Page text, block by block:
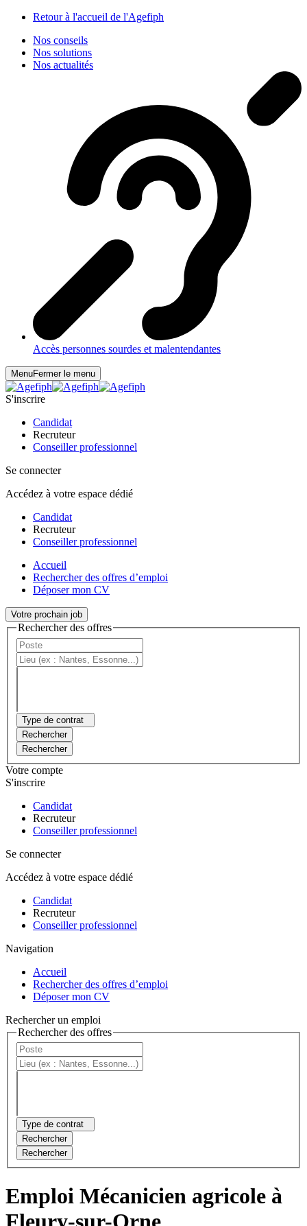
Retour à l'accueil de l'Agefiph
Nos conseils
Nos solutions
Nos actualités
Accès personnes sourdes et malentendantes
MenuFermer le menu
S'inscrire
Candidat
Recruteur
Conseiller professionnel
Se connecter
Accédez à votre espace dédié
Candidat
Recruteur
Conseiller professionnel
Accueil
Rechercher des offres d’emploi
Déposer mon CV
Votre prochain job
Rechercher des offres
Type de contrat
Rechercher
Rechercher
Votre compte
S'inscrire
Candidat
Recruteur
Conseiller professionnel
Se connecter
Accédez à votre espace dédié
Candidat
Recruteur
Conseiller professionnel
Navigation
Accueil
Rechercher des offres d’emploi
Déposer mon CV
Rechercher un emploi
Rechercher des offres
Type de contrat
Rechercher
Rechercher
Emploi Mécanicien agricole à
Fleury-sur-Orne